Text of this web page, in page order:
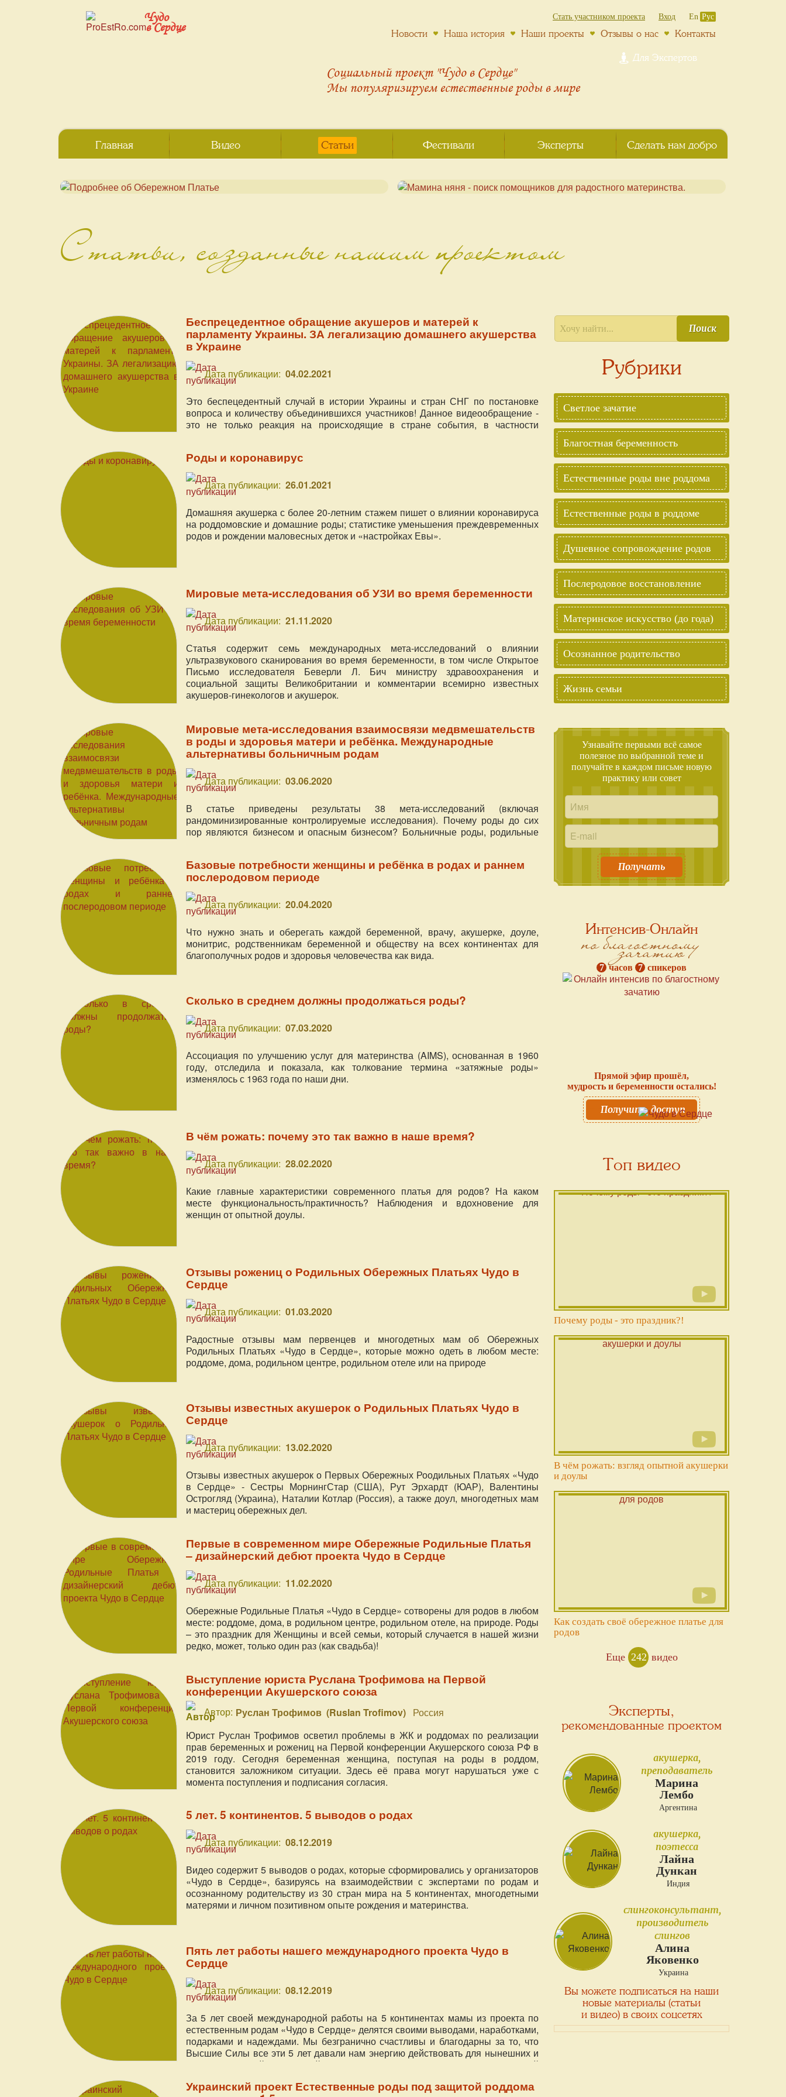
Чудо
в Сердце
Социальный проект "Чудо в Сердце"
Мы популяризируем естественные роды в мире
Статьи, созданные нашим проектом
Беспрецедентное обращение акушеров и матерей к
парламенту Украины. ЗА легализацию домашнего акушерства
в Украине
Дата публикации: 04.02.2021
Это беспецедентный случай в истории Украины и стран СНГ по постановке
вопроса и количеству объединившихся участников! Данное видеообращение -
это не только реакция на происходящие в стране события, в частности
проблему, которая уже не один год требует к себе внимания и решения в МОЗ.
Роды и коронавирус
Дата публикации: 26.01.2021
Домашняя акушерка с более 20-летним стажем пишет о влиянии коронавируса
на роддомовские и домашние роды; статистике уменьшения преждевременных
родов и рождении маловесных деток и «настройках Евы».
Мировые мета-исследования об УЗИ во время беременности
Дата публикации: 21.11.2020
Статья содержит семь международных мета-исследований о влиянии
ультразвукового сканирования во время беременности, в том числе Открытое
Письмо исследователя Беверли Л. Бич министру здравоохранения и
социальной защиты Великобритании и комментарии всемирно известных
акушеров-гинекологов и акушерок.
Мировые мета-исследования взаимосвязи медвмешательств
в роды и здоровья матери и ребёнка. Международные
альтернативы больничным родам
Дата публикации: 03.06.2020
В статье приведены результаты 38 мета-исследований (включая
рандоминизированные контролируемые исследования). Почему роды до сих
пор являются бизнесом и опасным бизнесом? Больничные роды, родильные
Базовые потребности женщины и ребёнка в родах и раннем
послеродовом периоде
Дата публикации: 20.04.2020
Что нужно знать и оберегать каждой беременной, врачу, акушерке, доуле,
монитрис, родственникам беременной и обществу на всех континентах для
благополучных родов и здоровья человечества как вида.
Сколько в среднем должны продолжаться роды?
Дата публикации: 07.03.2020
Ассоциация по улучшению услуг для материнства (AIMS), основанная в 1960
году, отследила и показала, как толкование термина «затяжные роды»
изменялось с 1963 года по наши дни.
В чём рожать: почему это так важно в наше время?
Дата публикации: 28.02.2020
Какие главные характеристики современного платья для родов? На каком
месте функциональность/практичность? Наблюдения и вдохновение для
женщин от опытной доулы.
Отзывы рожениц о Родильных Обережных Платьях Чудо в
Сердце
Дата публикации: 01.03.2020
Радостные отзывы мам первенцев и многодетных мам об Обережных
Родильных Платьях «Чудо в Сердце», которые можно одеть в любом месте:
роддоме, дома, родильном центре, родильном отеле или на природе
Отзывы известных акушерок о Родильных Платьях Чудо в
Сердце
Дата публикации: 13.02.2020
Отзывы известных акушерок о Первых Обережных Роодильных Платьях «Чудо
в Сердце» - Сестры МорнингСтар (США), Рут Эрхардт (ЮАР), Валентины
Острогляд (Украина), Наталии Котлар (Россия), а также доул, многодетных мам
и мастериц обережных дел.
Первые в современном мире Обережные Родильные Платья
– дизайнерский дебют проекта Чудо в Сердце
Дата публикации: 11.02.2020
Обережные Родильные Платья «Чудо в Сердце» сотворены для родов в любом
месте: роддоме, дома, в родильном центре, родильном отеле, на природе. Роды
– это праздник для Женщины и всей семьи, который случается в нашей жизни
редко, может, только один раз (как свадьба)!
Выступление юриста Руслана Трофимова на Первой
конференции Акушерского союза
Автор: Руслан Трофимов (Ruslan Trofimov) Россия
Юрист Руслан Трофимов осветил проблемы в ЖК и роддомах по реализации
прав беременных и рожениц на Первой конференции Акушерского союза РФ в
2019 году. Сегодня беременная женщина, поступая на роды в роддом,
становится заложником ситуации. Здесь её права могут нарушаться уже с
момента поступления и подписания согласия.
5 лет. 5 континентов. 5 выводов о родах
Дата публикации: 08.12.2019
Видео содержит 5 выводов о родах, которые сформировались у организаторов
«Чудо в Сердце», базируясь на взаимодействии с экспертами по родам и
осознанному родительству из 30 стран мира на 5 континентах, многодетными
матерями и личном позитивном опыте рождения и материнства.
Пять лет работы нашего международного проекта Чудо в
Сердце
Дата публикации: 08.12.2019
За 5 лет своей международной работы на 5 континентах мамы из проекта по
естественным родам «Чудо в Сердце» делятся своими выводами, наработками,
подарками и надеждами. Мы безгранично счастливы и благодарны за то, что
Высшие Силы все эти 5 лет давали нам энергию действовать для нынешних и
будущих матерей и их семей из разных стран, и наполняться ещё большей
родов и материнства с помощью нашей социальной деятельности позволил нам
Украинский проект Естественные роды под защитой роддома
Поиск
Рубрики
Светлое зачатие
Благостная беременность
Естественные роды вне роддома
Естественные роды в роддоме
Душевное сопровождение родов
Послеродовое восстановление
Материнское искусство (до года)
Осознанное родительство
Жизнь семьи
Узнавайте первыми всё самое
полезное по выбранной теме и
получайте в каждом письме новую
практику или совет
Получать
Интенсив-Онлайн
по благостному
зачатию
7 часов 7 спикеров
Прямой эфир прошёл,
мудрость и беременности остались!
Получить доступ
Топ видео
Почему роды - это праздник?!
В чём рожать: взгляд опытной акушерки
и доулы
Как создать своё обережное платье для
родов
Еще 242видео
Эксперты,
рекомендованные проектом
акушерка,
преподаватель
Марина
Лембо
Аргентина
акушерка,
поэтесса
Лайна
Дункан
Индия
слингоконсультант,
производитель
слингов
Алина
Яковенко
Украина
Вы можете подписаться на наши
новые материалы (статьи
и видео) в своих соцсетях
Стать участником проекта Вход En Рус
Новости Наша история Наши проекты Отзывы о нас Контакты
Главная Видео Статьи Фестивали Эксперты Сделать нам добро
Для Экспертов